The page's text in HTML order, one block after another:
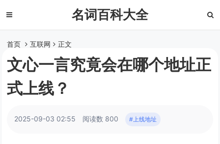
名词百科大全
首页 互联网 正文
文心一言究竟会在哪个地址正
式上线？
2025-09-03 02:55 阅读数 800 #上线地址